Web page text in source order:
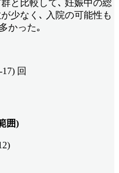
と比較して､ 妊娠中の総
少なく､ 入院の可能性も
かった｡
回
囲)